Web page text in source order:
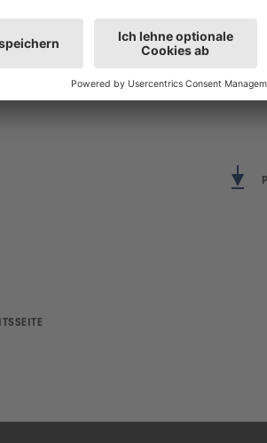
Hess zählten auch Nürnbergs
CEO der NürnbergMesse
Händlers.